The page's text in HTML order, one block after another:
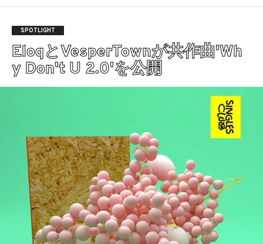
SPOTLIGHT
EloqとVesperTownが共作曲'Wh
y Don't U 2.0'を公開